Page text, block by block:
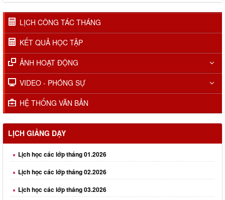
LỊCH CÔNG TÁC THÁNG
KẾT QUẢ HỌC TẬP
ẢNH HOẠT ĐỘNG
VIDEO - PHÓNG SỰ
HỆ THỐNG VĂN BẢN
LỊCH GIẢNG DẠY
Lịch học các lớp tháng 01.2026
Lịch học các lớp tháng 02.2026
Lịch học các lớp tháng 03.2026
Lịch học các lớp tháng 04.2026